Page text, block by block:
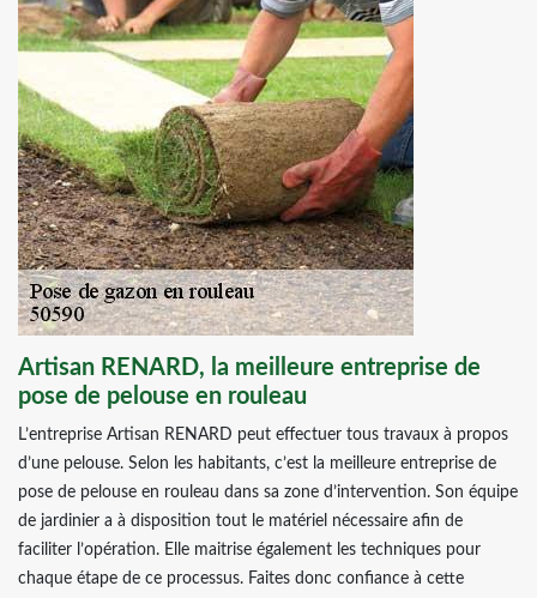
Artisan RENARD, la meilleure entreprise de
pose de pelouse en rouleau
L’entreprise Artisan RENARD peut effectuer tous travaux à propos
d’une pelouse. Selon les habitants, c’est la meilleure entreprise de
pose de pelouse en rouleau dans sa zone d’intervention. Son équipe
de jardinier a à disposition tout le matériel nécessaire afin de
faciliter l’opération. Elle maitrise également les techniques pour
chaque étape de ce processus. Faites donc confiance à cette